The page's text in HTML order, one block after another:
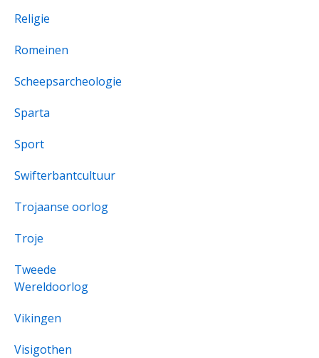
Religie
Romeinen
Scheepsarcheologie
Sparta
Sport
Swifterbantcultuur
Trojaanse oorlog
Troje
Tweede
Wereldoorlog
Vikingen
Visigothen